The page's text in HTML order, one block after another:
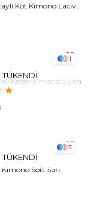
TÜKENDI
1
Keten Kimono Siyah
★
TÜKENDI
3
Soft Sarı